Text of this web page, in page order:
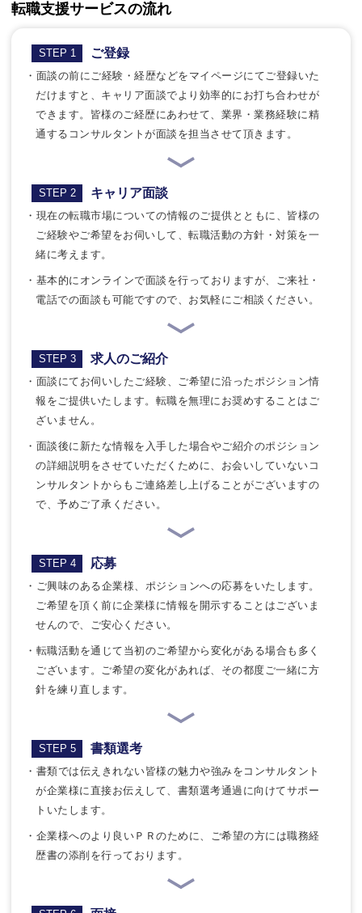
転職支援サービスの流れ
STEP 1 ご登録
・面談の前にご経験・経歴などをマイページにてご登録いた
だけますと、キャリア面談でより効率的にお打ち合わせが
できます。皆様のご経歴にあわせて、業界・業務経験に精
通するコンサルタントが面談を担当させて頂きます。
STEP 2 キャリア面談
・現在の転職市場についての情報のご提供とともに、皆様の
ご経験やご希望をお伺いして、転職活動の方針・対策を一
緒に考えます。
・基本的にオンラインで面談を行っておりますが、ご来社・
電話での面談も可能ですので、お気軽にご相談ください。
STEP 3 求人のご紹介
・面談にてお伺いしたご経験、ご希望に沿ったポジション情
報をご提供いたします。転職を無理にお奨めすることはご
ざいません。
・面談後に新たな情報を入手した場合やご紹介のポジション
の詳細説明をさせていただくために、お会いしていないコ
ンサルタントからもご連絡差し上げることがございますの
で、予めご了承ください。
STEP 4 応募
・ご興味のある企業様、ポジションへの応募をいたします。
ご希望を頂く前に企業様に情報を開示することはございま
せんので、ご安心ください。
・転職活動を通じて当初のご希望から変化がある場合も多く
ございます。ご希望の変化があれば、その都度ご一緒に方
針を練り直します。
STEP 5 書類選考
・書類では伝えきれない皆様の魅力や強みをコンサルタント
が企業様に直接お伝えして、書類選考通過に向けてサポー
トいたします。
・企業様へのより良いＰＲのために、ご希望の方には職務経
歴書の添削を行っております。